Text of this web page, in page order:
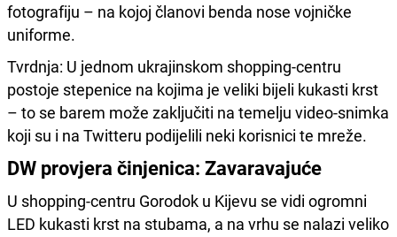
fotografiju – na kojoj članovi benda nose vojničke
uniforme.
Tvrdnja: U jednom ukrajinskom shopping-centru
postoje stepenice na kojima je veliki bijeli kukasti krst
– to se barem može zaključiti na temelju video-snimka
koji su i na Twitteru podijelili neki korisnici te mreže.
DW provjera činjenica: Zavaravajuće
U shopping-centru Gorodok u Kijevu se vidi ogromni
LED kukasti krst na stubama, a na vrhu se nalazi veliko